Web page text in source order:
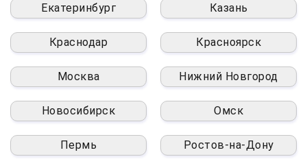
Екатеринбург Казань
Краснодар Красноярск
Москва Нижний Новгород
Новосибирск Омск
Пермь Ростов-на-Дону